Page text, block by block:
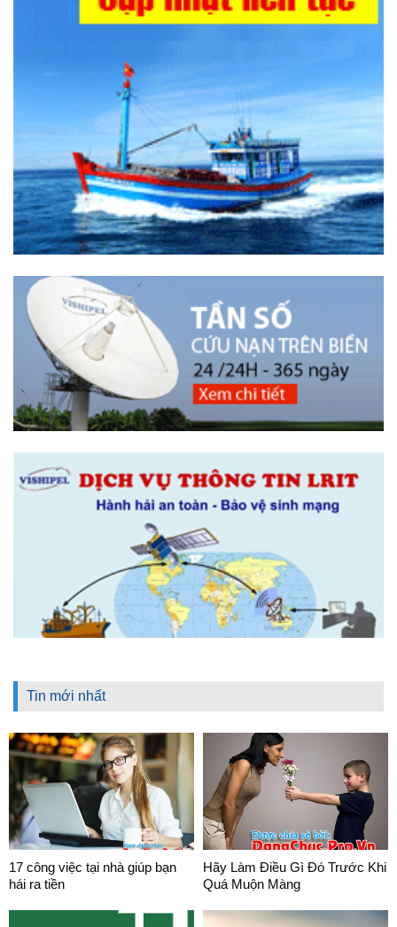
Tin mới nhất
17 công việc tại nhà giúp bạn
hái ra tiền
Hãy Làm Điều Gì Đó Trước Khi
Quá Muộn Màng